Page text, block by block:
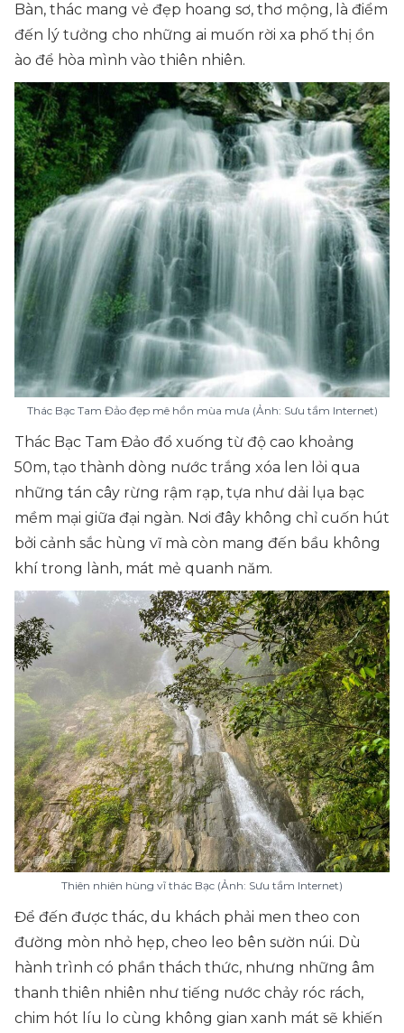
Bàn, thác mang vẻ đẹp hoang sơ, thơ mộng, là điểm
đến lý tưởng cho những ai muốn rời xa phố thị ồn
ào để hòa mình vào thiên nhiên.
Thác Bạc Tam Đảo đẹp mê hồn mùa mưa (Ảnh: Sưu tầm Internet)
Thác Bạc Tam Đảo đổ xuống từ độ cao khoảng
50m, tạo thành dòng nước trắng xóa len lỏi qua
những tán cây rừng rậm rạp, tựa như dải lụa bạc
mềm mại giữa đại ngàn. Nơi đây không chỉ cuốn hút
bởi cảnh sắc hùng vĩ mà còn mang đến bầu không
khí trong lành, mát mẻ quanh năm.
Thiên nhiên hùng vĩ thác Bạc (Ảnh: Sưu tầm Internet)
Để đến được thác, du khách phải men theo con
đường mòn nhỏ hẹp, cheo leo bên sườn núi. Dù
hành trình có phần thách thức, nhưng những âm
thanh thiên nhiên như tiếng nước chảy róc rách,
chim hót líu lo cùng không gian xanh mát sẽ khiến